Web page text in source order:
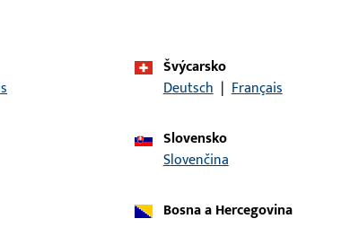
varianty:
L-28/43x200x1,5-EKG
Švýcarsko
Deutsch | Français
Slovensko
Slovenčina
Bosna a Hercegovina